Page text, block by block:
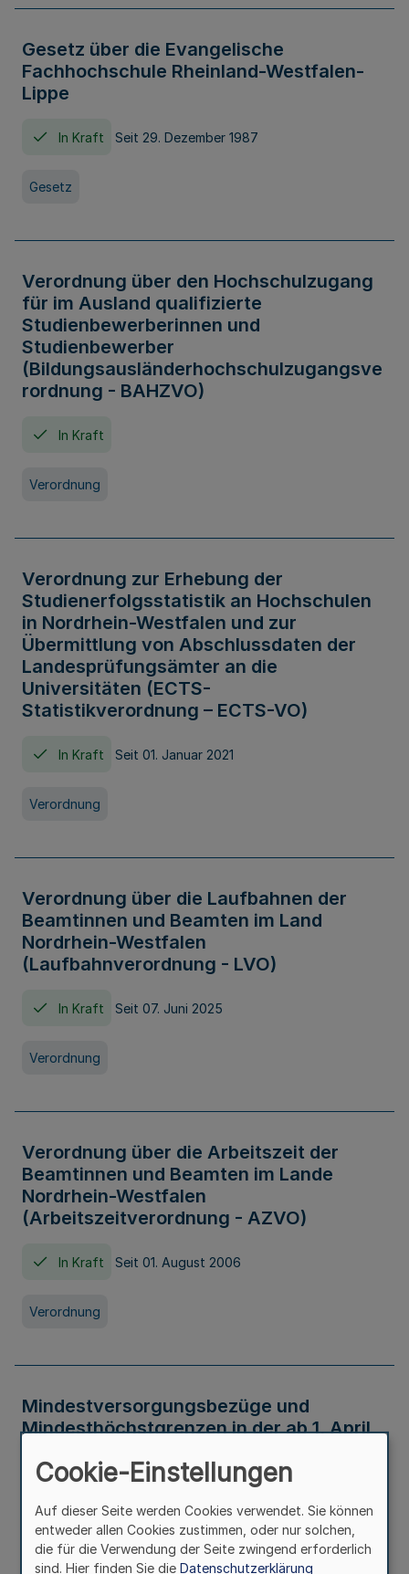
Gesetz über die Evangelische
Fachhochschule Rheinland-Westfalen-
Lippe
In Kraft Seit 29. Dezember 1987
Gesetz
Verordnung über den Hochschulzugang
für im Ausland qualifizierte
Studienbewerberinnen und
Studienbewerber
(Bildungsausländerhochschulzugangsve
rordnung - BAHZVO)
In Kraft
Verordnung
Verordnung zur Erhebung der
Studienerfolgsstatistik an Hochschulen
in Nordrhein-Westfalen und zur
Übermittlung von Abschlussdaten der
Landesprüfungsämter an die
Universitäten (ECTS-
Statistikverordnung – ECTS-VO)
In Kraft Seit 01. Januar 2021
Verordnung
Verordnung über die Laufbahnen der
Beamtinnen und Beamten im Land
Nordrhein-Westfalen
(Laufbahnverordnung - LVO)
In Kraft Seit 07. Juni 2025
Verordnung
Verordnung über die Arbeitszeit der
Beamtinnen und Beamten im Lande
Nordrhein-Westfalen
(Arbeitszeitverordnung - AZVO)
In Kraft Seit 01. August 2006
Verordnung
Mindestversorgungsbezüge und
Mindesthöchstgrenzen in der ab 1. April
Verwaltungsvorschrift
Cookie-Einstellungen
Auf dieser Seite werden Cookies verwendet. Sie können
entweder allen Cookies zustimmen, oder nur solchen,
die für die Verwendung der Seite zwingend erforderlich
sind. Hier finden Sie die Datenschutzerklärung